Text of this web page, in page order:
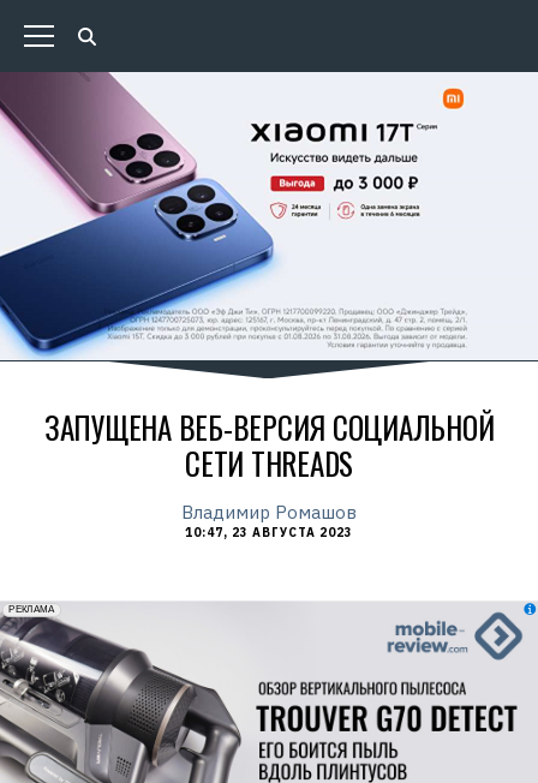
ЗАПУЩЕНА ВЕБ-ВЕРСИЯ СОЦИАЛЬНОЙ
СЕТИ THREADS
Владимир Ромашов
10:47, 23 АВГУСТА 2023
erid: 2VfnxxmNzs5
РЕКЛАМА